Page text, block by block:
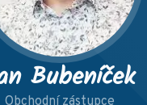
Bubeníček